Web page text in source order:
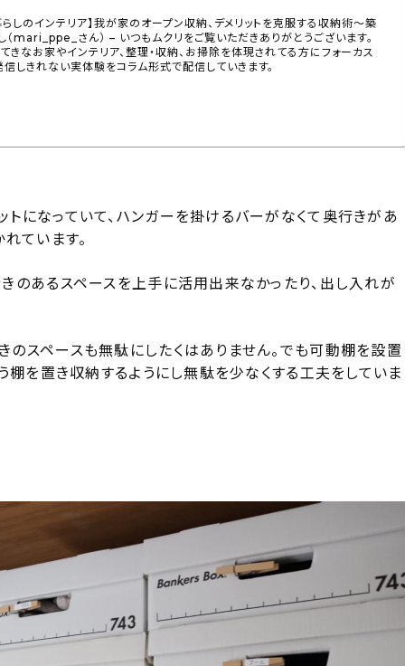
しのインテリア】我が家のオープン収納、デメリットを克服する収納術〜築
（mari_ppe_さん） – いつもムクリをご覧いただきありがとうございます。
てきなお家やインテリア、整理・収納、お掃除を体現されてる方にフォーカス
信しきれない実体験をコラム形式で配信していきます。
になっていて、ハンガーを掛けるバーがなくて奥行きがあ
ています。
のあるスペースを上手に活用出来なかったり、出し入れが
スペースも無駄にしたくはありません。でも可動棚を設置
を置き収納するようにし無駄を少なくする工夫をしていま